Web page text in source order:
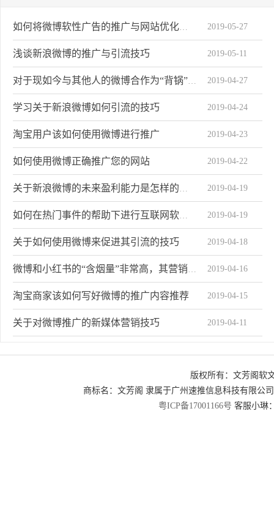
如何将微博软性广告的推广与网站优化关系 2019-05-27
浅谈新浪微博的推广与引流技巧 2019-05-11
对于现如今与其他人的微博合作为“背锅”状态 2019-04-27
学习关于新浪微博如何引流的技巧 2019-04-24
淘宝用户该如何使用微博进行推广 2019-04-23
如何使用微博正确推广您的网站 2019-04-22
关于新浪微博的未来盈利能力是怎样的趋势 2019-04-19
如何在热门事件的帮助下进行互联网软性广告营销 2019-04-19
关于如何使用微博来促进其引流的技巧 2019-04-18
微博和小红书的“含烟量”非常高，其营销目标是针对女性和青年。 2019-04-16
淘宝商家该如何写好微博的推广内容推荐 2019-04-15
关于对微博推广的新媒体营销技巧 2019-04-11
2019-04-08
为什么拥有QQ资源的腾讯微博输给了新浪微博 2019-04-07
版权所有：文芳阁软
商标名：文芳阁 隶属于广州速推信息科技有限公
粤ICP备17001166号 客服小琳